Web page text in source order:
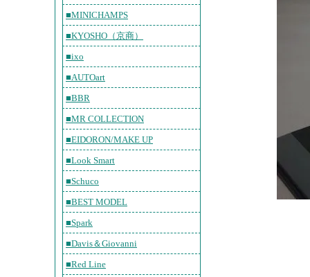
■MINICHAMPS
■KYOSHO（京商）
■ixo
■AUTOart
■BBR
■MR COLLECTION
■EIDORON/MAKE UP
■Look Smart
■Schuco
■BEST MODEL
■Spark
■Davis＆Giovanni
■Red Line